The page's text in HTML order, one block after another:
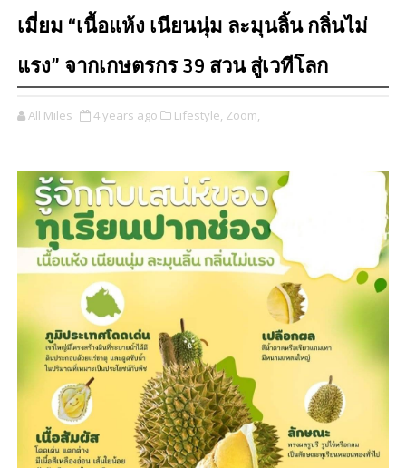
เมี่ยม “เนื้อแห้ง เนียนนุ่ม ละมุนลิ้น กลิ่นไม่
แรง” จากเกษตรกร 39 สวน สู่เวทีโลก
All Miles 4 years ago Lifestyle, Zoom,